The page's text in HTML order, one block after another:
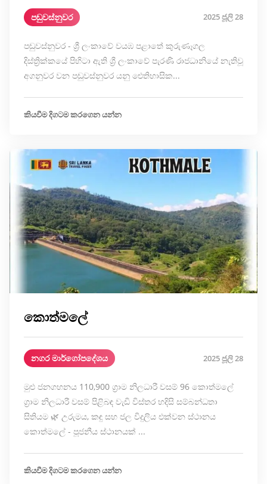
පඬුවස්නුවර 2025 ජූලි 28
පඬුවස්නුවර - ශ්‍රී ලංකාවේ වයඹ පළාතේ කුරුණෑගල
දිස්ත්‍රික්කයේ පිහිටා ඇති ශ්‍රී ලංකාවේ පැරණි රාජධානියේ නැතිවූ
අගනුවර වන පඬුවස්නුවර යනු ඓතිහාසික...
කියවීම දිගටම කරගෙන යන්න
කොත්මලේ
නගර මාර්ගෝපදේශය 2025 ජූලි 28
මුළු ජනගහනය 110,900 ග්‍රාම නිලධාරී වසම් 96 කොත්මලේ
ග්‍රාම නිලධාරී වසම් පිළිබඳ වැඩි විස්තර හදිසි සම්බන්ධතා
සිතියම 🌿 උරුමය, කඳු සහ ජල විදුලිය එක්වන ස්ථානය
කොත්මලේ - පූජනීය ස්ථානයක් ...
කියවීම දිගටම කරගෙන යන්න